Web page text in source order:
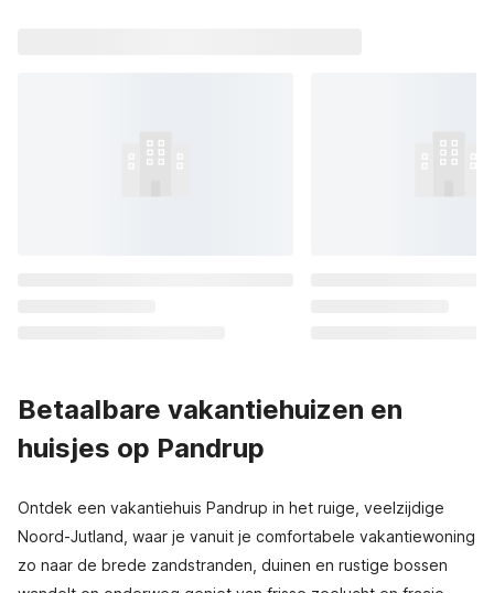
Betaalbare vakantiehuizen en
huisjes op Pandrup
Ontdek een vakantiehuis Pandrup in het ruige, veelzijdige
Noord-Jutland, waar je vanuit je comfortabele vakantiewoning
zo naar de brede zandstranden, duinen en rustige bossen